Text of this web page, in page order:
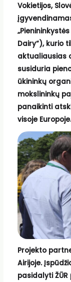
Vokietijos,
Dairy“), kurio
aktualiausias
susiduria
ūkininkų
mokslininkų
panaikinti
visoje Europoje.
Projekto
Airijoje.
pasidalyti